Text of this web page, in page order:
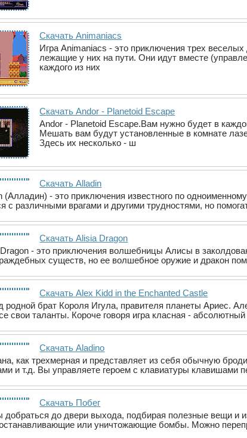
Скачать Animaniacs
Игра Animaniacs - это приключения трех
лежащие у них на пути. Они идут вместе
каждого из них
Скачать Andor - Planetoid Escape
Andor - Planetoid Escape.Вам нужно будет в
Мешать вам будут установленные в комнате
Здесь их несколько - ш
Скачать Alladin
(Алладин) - это приключения известного по
с различными врагами и другими трудностями, но
Скачать Alisia Dragon
- это приключения волшебницы Алисы в
существ, но ее волшебное оружие и дракон
Скачать Alex Kidd in the Enchanted Castle
родной брат Короля Игула, правителя планеты Ариес.
свои таланты. Короче говоря игра класная -
Скачать Aladino
как трехмерная и представляет из себя обычную
и т.д. Вы управляете героем с клавиатуры
Скачать Побег
до двери выхода, подбирая полезные вещи и
или уничтожающие бомбы. Можно